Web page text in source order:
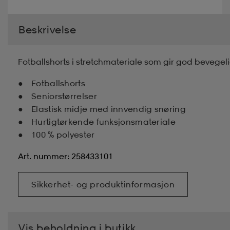
Beskrivelse
Fotballshorts i stretchmateriale som gir god
Fotballshorts
Seniorstørrelser
Elastisk midje med innvendig snøring
Hurtigtørkende funksjonsmateriale
100 % polyester
Art. nummer: 258433101
Sikkerhet- og produktinformasjon